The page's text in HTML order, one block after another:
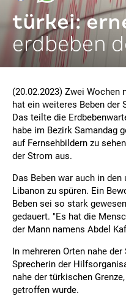
türkei:
erdbeben
(20.02.2023) Zwei Wochen
hat ein weiteres Beben der
Das teilte die
habe im Bezirk Samandag
auf Fernsehbildern zu
der Strom aus.
Das Beben war auch in
Libanon zu spüren. Ein
Beben sei so stark
gedauert. "Es hat die
der Mann namens Abdel
In mehreren Orten nahe
Sprecherin der
nahe der türkischen
getroffen wurde.